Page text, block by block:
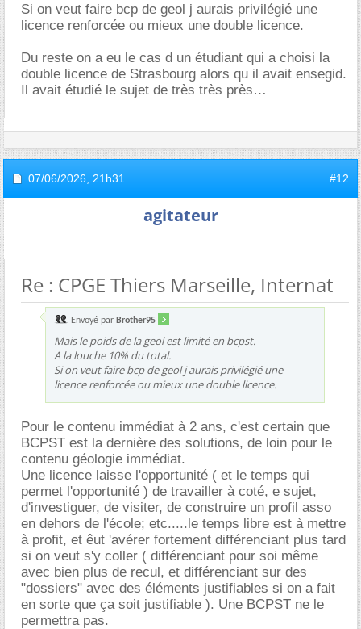
Si on veut faire bcp de geol j aurais privilégié une
licence renforcée ou mieux une double licence.
Du reste on a eu le cas d un étudiant qui a choisi la
double licence de Strasbourg alors qu il avait ensegid.
Il avait étudié le sujet de très très près
07/06/2026, 21h31 #12
agitateur
Re : CPGE Thiers Marseille, Internat
Envoyé par Brother95
Mais le poids de la geol est limité en bcpst.
A la louche 10% du total.
Si on veut faire bcp de geol j aurais privilégié une
licence renforcée ou mieux une double licence.
Pour le contenu immédiat à 2 ans, c'est certain que
BCPST est la dernière des solutions, de loin pour le
contenu géologie immédiat.
Une licence laisse l'opportunité ( et le temps qui
permet l'opportunité ) de travailler à coté, e sujet,
d'investiguer, de visiter, de construire un profil asso
en dehors de l'école; etc.....le temps libre est à mettre
à profit, et êut 'avérer fortement différenciant plus tard
si on veut s'y coller ( différenciant pour soi même
avec bien plus de recul, et différenciant sur des
"dossiers" avec des éléments justifiables si on a fait
en sorte que ça soit justifiable ). Une BCPST ne le
permettra pas.